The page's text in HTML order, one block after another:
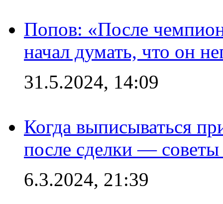
Попов: «После
начал думать, что он
31.5.2024, 14:09
Когда выписываться
после сделки —
6.3.2024, 21:39